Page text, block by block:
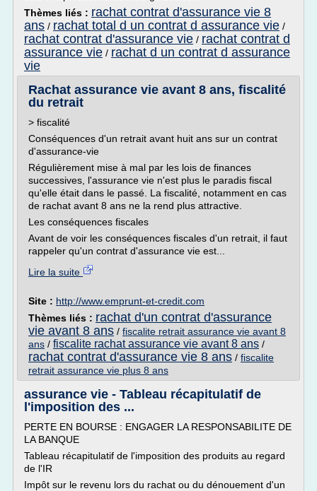
Thèmes liés : rachat contrat d'assurance vie 8
ans / rachat total d un contrat d assurance vie /
rachat contrat d'assurance vie / rachat contrat d
assurance vie / rachat d un contrat d assurance
vie
Rachat assurance vie avant 8 ans, fiscalité
du retrait
> fiscalité
Conséquences d'un retrait avant huit ans sur un contrat
d'assurance-vie
Régulièrement mise à mal par les lois de finances
successives, l'assurance vie n'est plus le paradis fiscal
qu'elle était dans le passé. La fiscalité, notamment en cas
de rachat avant 8 ans ne la rend plus attractive.
Les conséquences fiscales
Avant de voir les conséquences fiscales d'un retrait, il faut
rappeler qu'un contrat d'assurance vie est...
Lire la suite
Site : http://www.emprunt-et-credit.com
Thèmes liés : rachat d'un contrat d'assurance
vie avant 8 ans / fiscalite retrait assurance vie avant 8
ans / fiscalite rachat assurance vie avant 8 ans /
rachat contrat d'assurance vie 8 ans / fiscalite
retrait assurance vie plus 8 ans
assurance vie - Tableau récapitulatif de
l'imposition des ...
PERTE EN BOURSE : ENGAGER LA RESPONSABILITE DE
LA BANQUE
Tableau récapitulatif de l'imposition des produits au regard
de l'IR
Impôt sur le revenu lors du rachat ou du dénouement d'un